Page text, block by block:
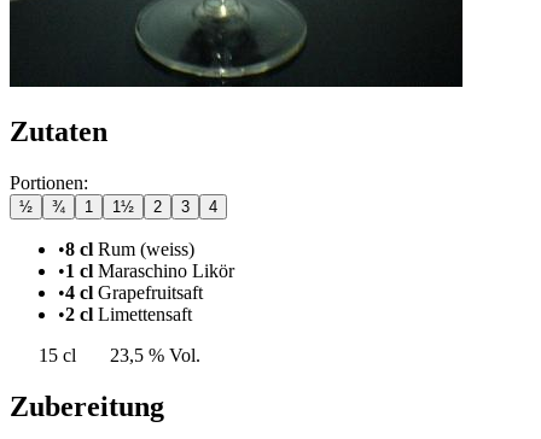
Zutaten
Portionen:
½ ¾ 1 1½ 2 3 4
•8 cl Rum (weiss)
•1 cl Maraschino Likör
•4 cl Grapefruitsaft
•2 cl Limettensaft
15 cl
23,5 % Vol.
Zubereitung